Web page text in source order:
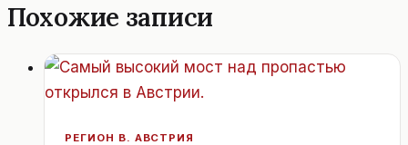
Похожие записи
РЕГИОН В. АВСТРИЯ